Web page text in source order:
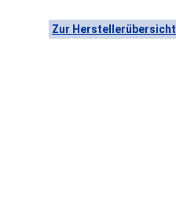
Zur Herstellerübersicht